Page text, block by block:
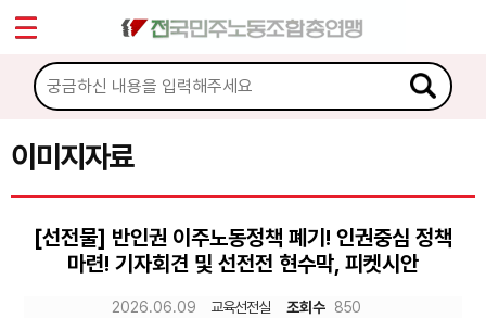
이미지자료
[선전물] 반인권 이주노동정책 폐기! 인권중심 정책
마련! 기자회견 및 선전전 현수막, 피켓시안
2026.06.09 교육선전실 조회수 850
마이페이지
소개
소식
Sketchbook5, 스케치북5
Sketchbook5, 스케치북5